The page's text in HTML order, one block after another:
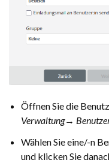
Öffnen Sie die
Verwaltung→
Wählen Sie eine/-n
und klicken Sie